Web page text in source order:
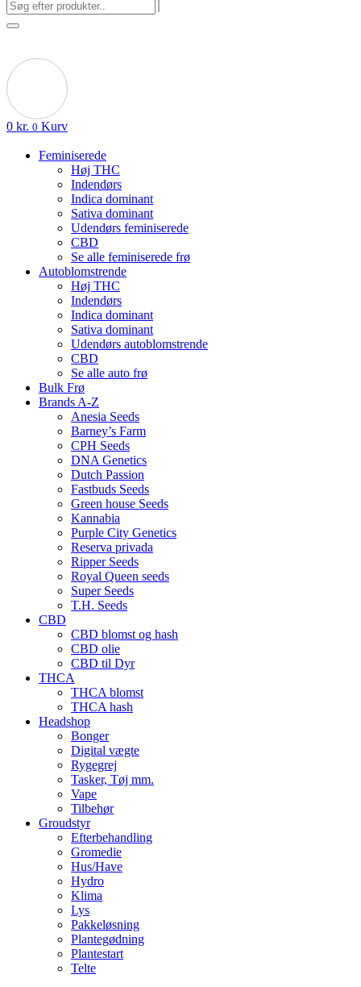
0 kr. 0 Kurv
Feminiserede
Høj THC
Indendørs
Indica dominant
Sativa dominant
Udendørs feminiserede
CBD
Se alle feminiserede frø
Autoblomstrende
Høj THC
Indendørs
Indica dominant
Sativa dominant
Udendørs autoblomstrende
CBD
Se alle auto frø
Bulk Frø
Brands A-Z
Anesia Seeds
Barney’s Farm
CPH Seeds
DNA Genetics
Dutch Passion
Fastbuds Seeds
Green house Seeds
Kannabia
Purple City Genetics
Reserva privada
Ripper Seeds
Royal Queen seeds
Super Seeds
T.H. Seeds
CBD
CBD blomst og hash
CBD olie
CBD til Dyr
THCA
THCA blomst
THCA hash
Headshop
Bonger
Digital vægte
Rygegrej
Tasker, Tøj mm.
Vape
Tilbehør
Groudstyr
Efterbehandling
Gromedie
Hus/Have
Hydro
Klima
Lys
Pakkeløsning
Plantegødning
Plantestart
Telte